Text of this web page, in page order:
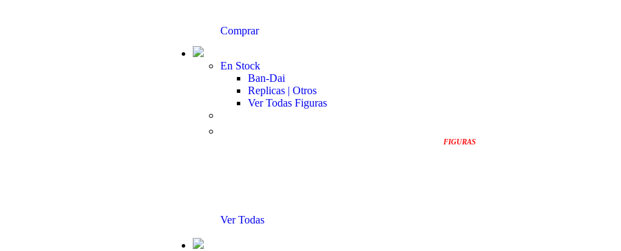
Comprar
En Stock
Ban-Dai
Replicas | Otros
Ver Todas Figuras
FIGURAS
Ver Todas